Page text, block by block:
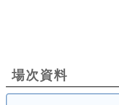
場次資料